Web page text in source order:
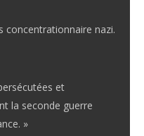
concentrationnaire nazi.
et
la seconde guerre
»